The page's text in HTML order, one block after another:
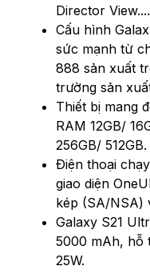
Director View....
Cấu hình
sức mạnh từ
888 sản xuất
trường sản
Thiết bị mang
RAM 12GB/
256GB/ 512GB.
Điện thoại
giao diện
kép (SA/NSA)
Galaxy S21
5000 mAh, hỗ
25W.